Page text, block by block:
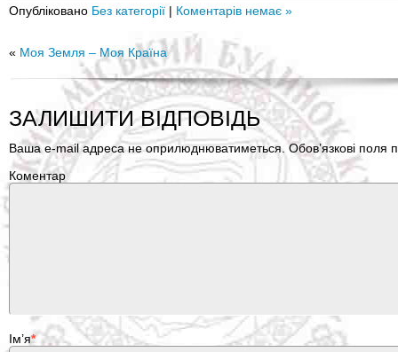
Опубліковано Без категорії | Коментарів немає »
« Моя Земля – Моя Країна
ЗАЛИШИТИ ВІДПОВІДЬ
Ваша e-mail адреса не оприлюднюватиметься. Обов’язкові поля
Коментар
Ім’я*